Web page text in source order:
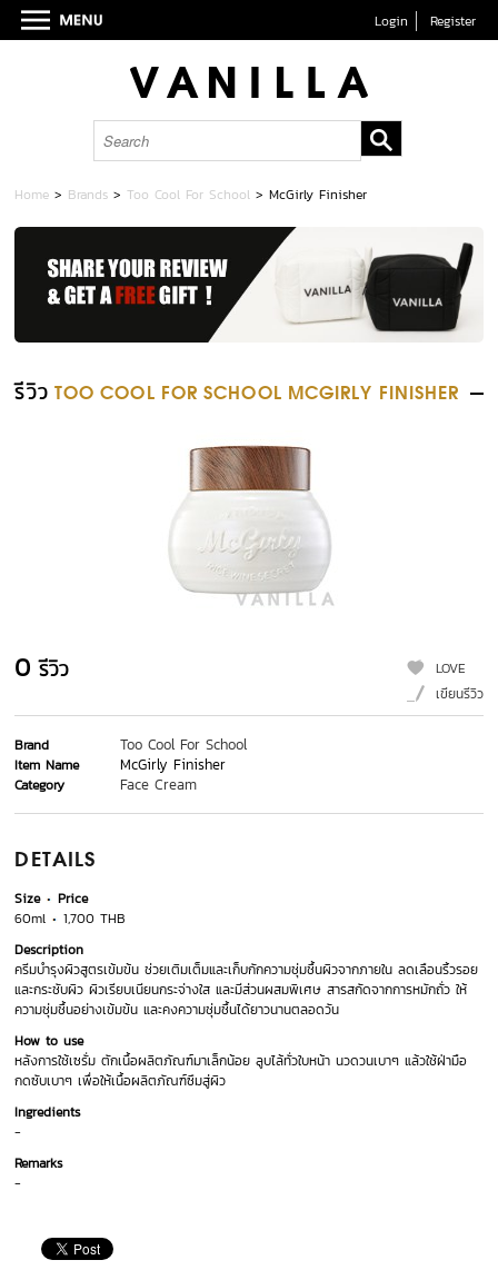
Login Register
Home > Brands >Too Cool For School >McGirly Finisher
รีวิว TOO COOL FOR SCHOOL MCGIRLY FINISHER
0 รีวิว
LOVE
เขียนรีวิว
Brand Too Cool For School
Item Name McGirly Finisher
Category Face Cream
DETAILS
Size
Price
60ml
1,700 THB
Description
ครีมบำรุงผิวสูตรเข้มข้น ช่วยเติมเต็มและเก็บกักความชุ่มชื้นผิวจากภายใน ลดเลือนริ้วรอย
และกระชับผิว ผิวเรียบเนียนกระจ่างใส และมีส่วนผสมพิเศษ สารสกัดจากการหมักถั่ว ให้
ความชุ่มชื้นอย่างเข้มข้น และคงความชุ่มชื้นได้ยาวนานตลอดวัน
How to use
หลังการใช้เซรั่ม ตักเนื้อผลิตภัณฑ์มาเล็กน้อย ลูบไล้ทั่วใบหน้า นวดวนเบาๆ แล้วใช้ฝ่ามือ
กดซับเบาๆ เพื่อให้เนื้อผลิตภัณฑ์ซึมสู่ผิว
Ingredients
-
Remarks
-